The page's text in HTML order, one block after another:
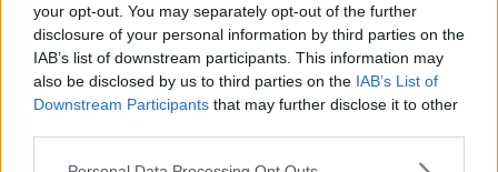
your opt-out. You may separately opt-out of the further
disclosure of your personal information by third parties on the
IAB’s list of downstream participants. This information may
also be disclosed by us to third parties on the IAB’s List of
Downstream Participants that may further disclose it to other
Please note that this website/app uses one or more Google